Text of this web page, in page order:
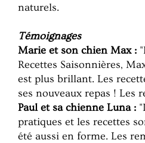
naturels.
Témoignages
Marie et son chien Max :
Recettes Saisonnières,
est plus brillant. Les
ses nouveaux repas ! Les
Paul et sa chienne Luna :
pratiques et les recettes
été aussi en forme. Les